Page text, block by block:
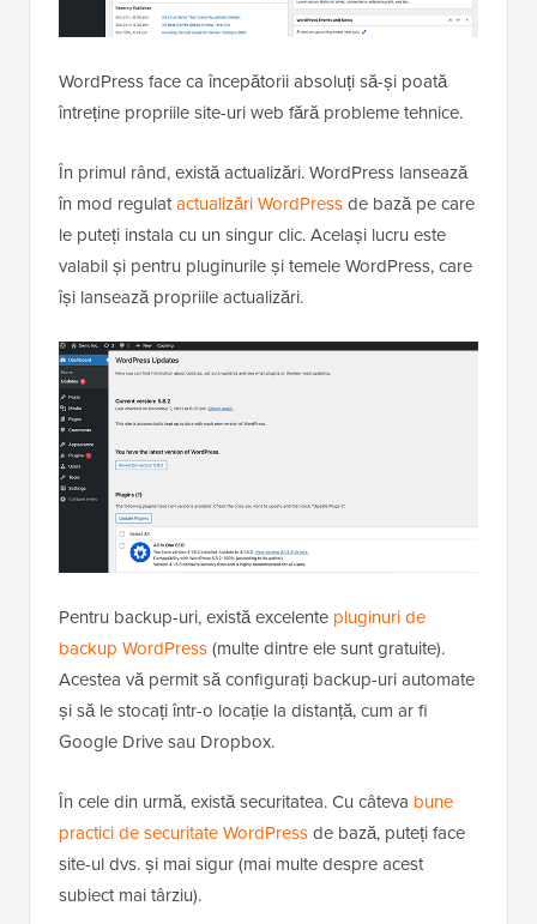
WordPress face ca începătorii absoluți să-și poată
întreține propriile site-uri web fără probleme tehnice.
În primul rând, există actualizări. WordPress lansează
în mod regulatactualizări WordPressde bază pe care
le puteți instala cu un singur clic. Același lucru este
valabil și pentru pluginurile și temele WordPress, care
își lansează propriile actualizări.
Pentru backup-uri, există excelente pluginuri de
backup WordPress(multe dintre ele sunt gratuite).
Acestea vă permit să configurați backup-uri automate
și să le stocați într-o locație la distanță, cum ar fi
Google Drive sau Dropbox.
În cele din urmă, există securitatea. Cu câteva bune
practici de securitate WordPressde bază, puteți face
site-ul dvs. și mai sigur (mai multe despre acest
subiect mai târziu).